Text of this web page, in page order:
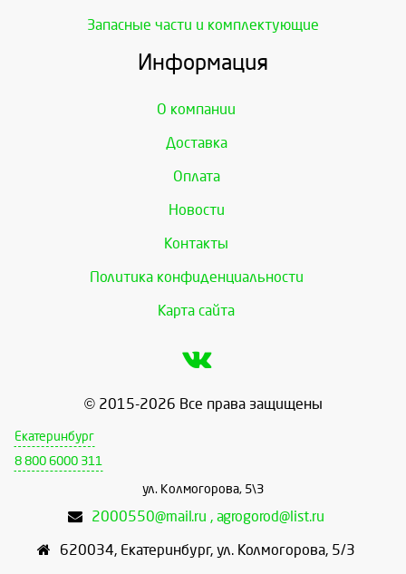
Запасные части и комплектующие
Информация
О компании
Доставка
Оплата
Новости
Контакты
Политика конфиденциальности
Карта сайта
© 2015-2026 Все права защищены
Екатеринбург
8 800 6000 311
ул. Колмогорова, 5\3
2000550@mail.ru , agrogorod@list.ru
620034, Екатеринбург, ул. Колмогорова, 5/3